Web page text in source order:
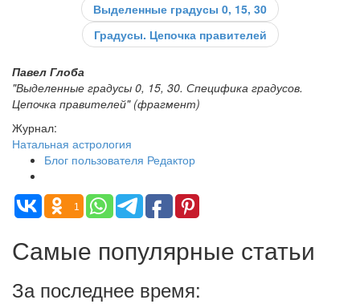
Выделенные градусы 0, 15, 30
Градусы. Цепочка правителей
Павел Глоба
"Выделенные градусы 0, 15, 30. Специфика градусов.
Цепочка правителей" (фрагмент)
Журнал:
Натальная астрология
Блог пользователя Редактор
1
Самые популярные статьи
За последнее время: